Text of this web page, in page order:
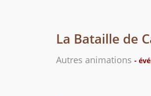
La Bataille de
Autres animations -